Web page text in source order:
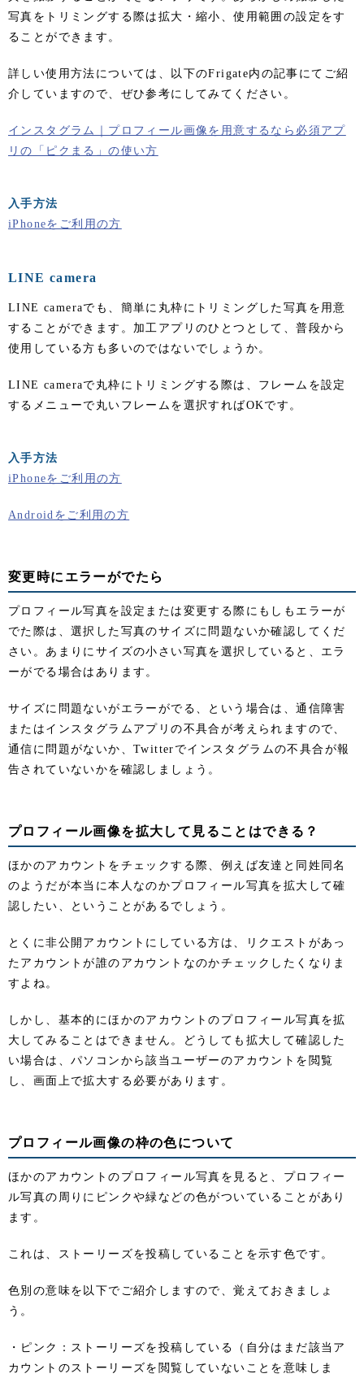
写真をトリミングする際は拡大・縮小、使用範囲の設定をす
ることができます。
詳しい使用方法については、以下のFrigate内の記事にてご紹
介していますので、ぜひ参考にしてみてください。
インスタグラム｜プロフィール画像を用意するなら必須アプ
リの「ピクまる」の使い方
入手方法
iPhoneをご利用の方
LINE camera
LINE cameraでも、簡単に丸枠にトリミングした写真を用意
することができます。加工アプリのひとつとして、普段から
使用している方も多いのではないでしょうか。
LINE cameraで丸枠にトリミングする際は、フレームを設定
するメニューで丸いフレームを選択すればOKです。
入手方法
iPhoneをご利用の方
Androidをご利用の方
変更時にエラーがでたら
プロフィール写真を設定または変更する際にもしもエラーが
でた際は、選択した写真のサイズに問題ないか確認してくだ
さい。あまりにサイズの小さい写真を選択していると、エラ
ーがでる場合はあります。
サイズに問題ないがエラーがでる、という場合は、通信障害
またはインスタグラムアプリの不具合が考えられますので、
通信に問題がないか、Twitterでインスタグラムの不具合が報
告されていないかを確認しましょう。
プロフィール画像を拡大して見ることはできる？
ほかのアカウントをチェックする際、例えば友達と同姓同名
のようだが本当に本人なのかプロフィール写真を拡大して確
認したい、ということがあるでしょう。
とくに非公開アカウントにしている方は、リクエストがあっ
たアカウントが誰のアカウントなのかチェックしたくなりま
すよね。
しかし、基本的にほかのアカウントのプロフィール写真を拡
大してみることはできません。どうしても拡大して確認した
い場合は、パソコンから該当ユーザーのアカウントを閲覧
し、画面上で拡大する必要があります。
プロフィール画像の枠の色について
ほかのアカウントのプロフィール写真を見ると、プロフィー
ル写真の周りにピンクや緑などの色がついていることがあり
ます。
これは、ストーリーズを投稿していることを示す色です。
色別の意味を以下でご紹介しますので、覚えておきましょ
う。
・ピンク：ストーリーズを投稿している（自分はまだ該当ア
カウントのストーリーズを閲覧していないことを意味しま